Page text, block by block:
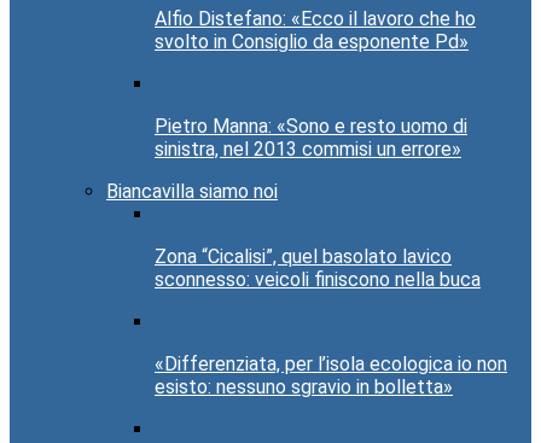
Alfio Distefano: «Ecco il lavoro che ho
svolto in Consiglio da esponente Pd»
Pietro Manna: «Sono e resto uomo di
sinistra, nel 2013 commisi un errore»
Biancavilla siamo noi
Zona “Cicalisi”, quel basolato lavico
sconnesso: veicoli finiscono nella buca
«Differenziata, per l’isola ecologica io non
esisto: nessuno sgravio in bolletta»